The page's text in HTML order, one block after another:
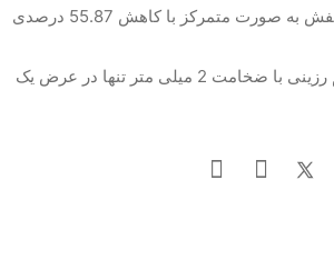
تابش نور آبی و بنفش به صورت متمرکز با کاهش 55.87 درصدی
امکان کیور ترمیم رزینی با ضخامت 2 میلی متر تنها در عرض یک